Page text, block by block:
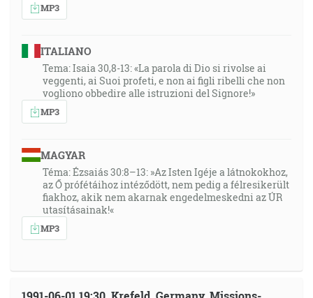
MP3
ITALIANO
Tema: Isaia 30,8-13: «La parola di Dio si rivolse ai
veggenti, ai Suoi profeti, e non ai figli ribelli che non
vogliono obbedire alle istruzioni del Signore!»
MP3
MAGYAR
Téma: Ézsaiás 30:8–13: »Az Isten Igéje a látnokokhoz,
az Ő prófétáihoz intéződött, nem pedig a félresikerült
fiakhoz, akik nem akarnak engedelmeskedni az ÚR
utasításainak!«
MP3